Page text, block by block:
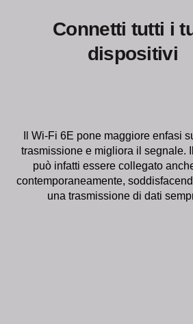
Connetti tutti i
dispositivi
Il Wi-Fi 6E pone maggiore enfasi
trasmissione e migliora il segnale.
può infatti essere collegato
contemporaneamente,
una trasmissione di dati